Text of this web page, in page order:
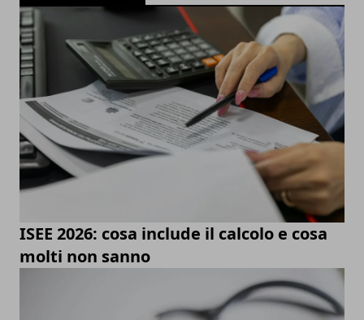
ISEE 2026: cosa include il calcolo e cosa
molti non sanno